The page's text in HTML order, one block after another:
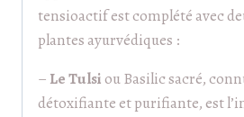
tensioactif est complété avec
plantes ayurvédiques :
– Le Tulsiou Basilic sacré,
détoxifiante et purifiante, est